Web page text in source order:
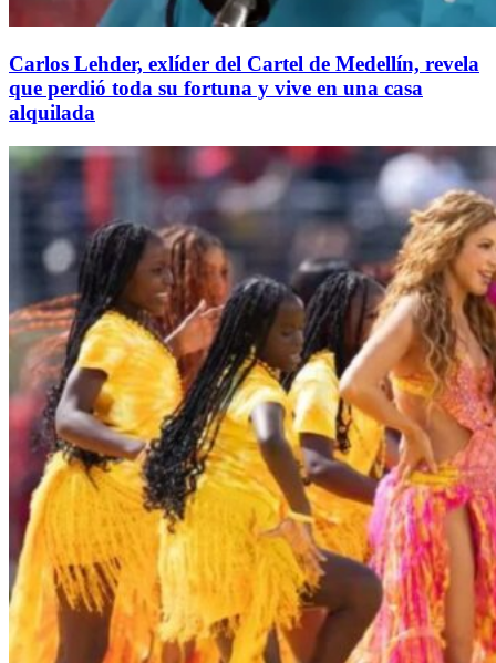
Carlos Lehder, exlíder del Cartel de Medellín, revela
que perdió toda su fortuna y vive en una casa
alquilada